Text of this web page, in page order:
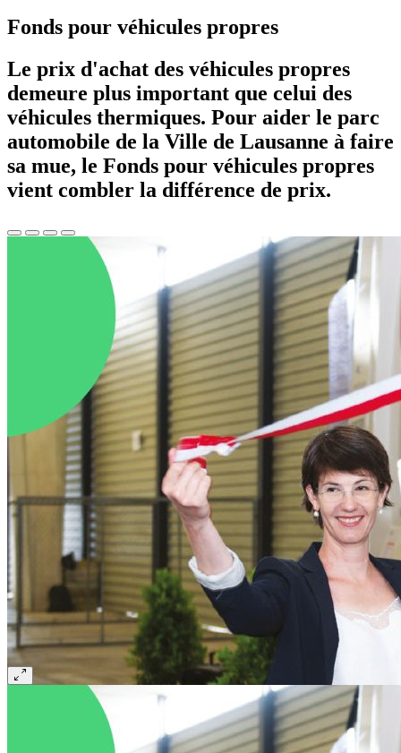
Fonds pour véhicules propres
Le prix d'achat des véhicules propres
demeure plus important que celui des
véhicules thermiques. Pour aider le parc
automobile de la Ville de Lausanne à faire
sa mue, le Fonds pour véhicules propres
vient combler la différence de prix.